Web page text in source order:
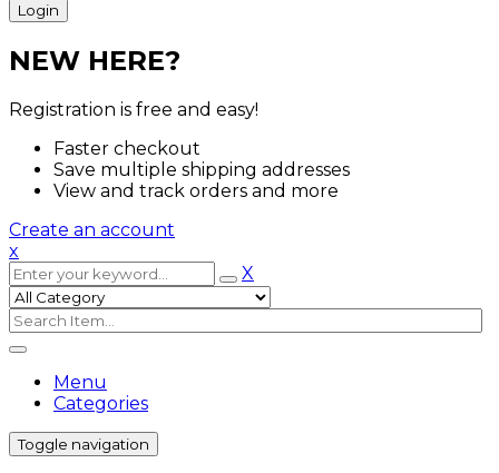
NEW HERE?
Registration is free and easy!
Faster checkout
Save multiple shipping addresses
View and track orders and more
Create an account
x
X
Menu
Categories
Toggle navigation